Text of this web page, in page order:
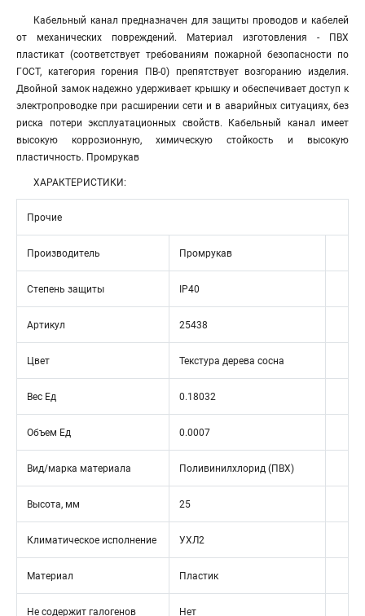
Кабельный канал предназначен для защиты проводов и кабелей
от механических повреждений. Материал изготовления - ПВХ
пластикат (соответствует требованиям пожарной безопасности по
ГОСТ, категория горения ПВ-0) препятствует возгоранию изделия.
Двойной замок надежно удерживает крышку и обеспечивает доступ к
электропроводке при расширении сети и в аварийных ситуациях, без
риска потери эксплуатационных свойств. Кабельный канал имеет
высокую коррозионную, химическую стойкость и высокую
пластичность. Промрукав
ХАРАКТЕРИСТИКИ:
Прочие
Производитель Промрукав
Степень защиты IP40
Артикул 25438
Цвет Текстура дерева сосна
Вес Ед 0.18032
Объем Ед 0.0007
Вид/марка материала Поливинилхлорид (ПВХ)
Высота, мм 25
Климатическое исполнение УХЛ2
Материал Пластик
Не содержит галогенов Нет